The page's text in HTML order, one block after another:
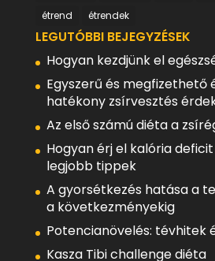
étrend
étrendek
LEGUTÓBBI BEJEGYZÉSEK
Hogyan kezdjünk el
Egyszerű és megfizethető
hatékony zsírvesztés
Az első számú diéta a
Hogyan érj el kalória
legjobb tippek
A gyorsétkezés hatása a
a következményekig
Potencianövelés: tévhitek
Kasza Tibi challenge diéta